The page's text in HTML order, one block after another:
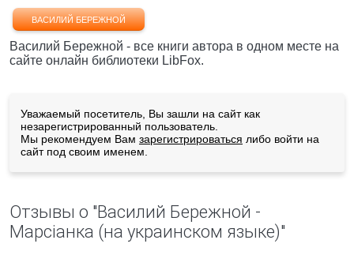
ВАСИЛИЙ БЕРЕЖНОЙ
Василий Бережной - все книги автора в одном месте на
сайте онлайн библиотеки LibFox.
Уважаемый посетитель, Вы зашли на сайт как
незарегистрированный пользователь.
Мы рекомендуем Вам зарегистрироваться либо войти на
сайт под своим именем.
Отзывы о "Василий Бережной -
Марсiанка (на украинском языке)"